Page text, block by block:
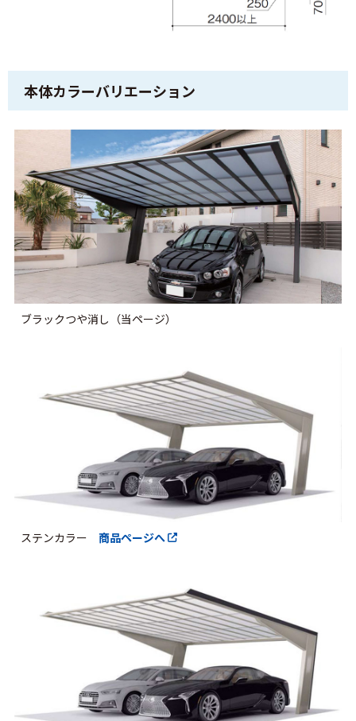
本体カラーバリエーション
ブラックつや消し（当ページ）
ステンカラー 商品ページへ